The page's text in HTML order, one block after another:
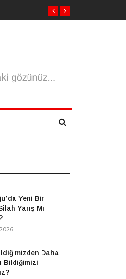
Yeni Bir
Yarış Mı
Daha
Bildiğimizi